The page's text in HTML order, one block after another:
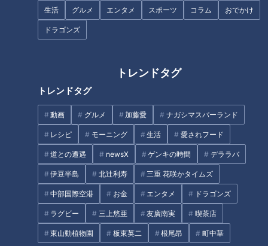
生活 グルメ エンタメ スポーツ コラム おでかけ
ドラゴンズ
トレンドタグ
トレンドタグ
動画 グルメ 加藤愛 ナガシマスパーランド
レシピ モーニング 生活 愛されフード
道との遭遇 newsX ゲンキの時間 デララバ
伊豆半島 北辻利寿 三重 花咲かタイムズ
中部国際空港 お金 エンタメ ドラゴンズ
ラグビー 三上悠亜 友廣南実 喫茶店
東山動植物園 板東英二 根尾昂 町中華
この記事の画像を見る
地図に載る石切場内のトンネル
は存在するのか…？軍需施設か
らきのこ栽培に転用された静岡
県にある廃隧道
スーパーのポリ袋をスムーズに
開けるには？